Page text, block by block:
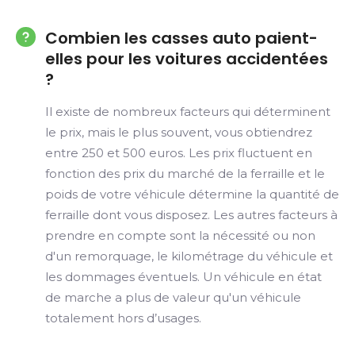
Combien les casses auto paient-
elles pour les voitures accidentées
?
Il existe de nombreux facteurs qui déterminent
le prix, mais le plus souvent, vous obtiendrez
entre 250 et 500 euros. Les prix fluctuent en
fonction des prix du marché de la ferraille et le
poids de votre véhicule détermine la quantité de
ferraille dont vous disposez. Les autres facteurs à
prendre en compte sont la nécessité ou non
d'un remorquage, le kilométrage du véhicule et
les dommages éventuels. Un véhicule en état
de marche a plus de valeur qu'un véhicule
totalement hors d’usages.